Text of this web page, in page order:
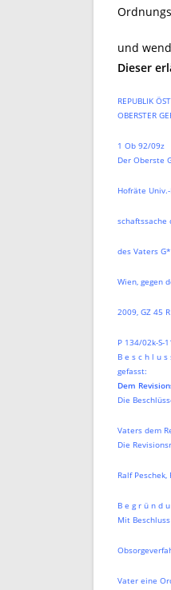
und
Dieser
REPUBLIK
OBERSTER
1 Ob 92/09z
Der Oberste
Hofräte
des Vaters
Wien, gegen
2009, GZ 45
P 134/02k-
B e s c h l u s
gefasst:
Dem
Die
Vaters dem
Die
Ralf
B e g r ü n d
Mit
Vater eine